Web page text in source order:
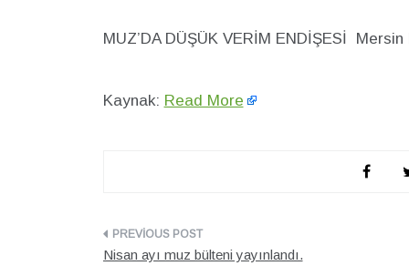
MUZ’DA DÜŞÜK VERİM ENDİŞESİ
Kaynak: Read More
Yazı
Nisan ayı muz bülteni yayınlandı.